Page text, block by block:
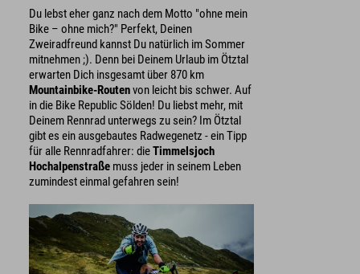
Du lebst eher ganz nach dem Motto "ohne mein
Bike – ohne mich?" Perfekt, Deinen
Zweiradfreund kannst Du natürlich im Sommer
mitnehmen ;). Denn bei Deinem Urlaub im Ötztal
erwarten Dich insgesamt über 870 km
Mountainbike-Routenvon leicht bis schwer. Auf
in die Bike Republic Sölden! Du liebst mehr, mit
Deinem Rennrad unterwegs zu sein? Im Ötztal
gibt es ein ausgebautes Radwegenetz - ein Tipp
für alle Rennradfahrer: dieTimmelsjoch
Hochalpenstraße muss jeder in seinem Leben
zumindest einmal gefahren sein!